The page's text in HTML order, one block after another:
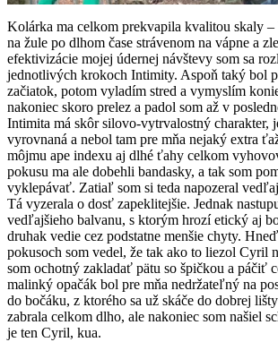
Kolárka ma celkom prekvapila kvalitou skaly
na žule po dlhom čase strávenom na vápne a
efektivizácie mojej údernej návštevy som sa
jednotlivých krokoch Intimity. Aspoň taký bol
začiatok, potom vyladím stred a vymyslím
nakoniec skoro prelez a padol som až v
Intimita má skôr silovo-vytrvalostný charakter,
vyrovnaná a nebol tam pre mňa nejaký extra
môjmu ape indexu aj dlhé ťahy celkom
pokusu ma ale dobehli bandasky, a tak som
vyklepávať. Zatiaľ som si teda napozeral
Tá vyzerala o dosť zapeklitejšie. Jednak
vedľajšieho balvanu, s ktorým hrozí etický aj
druhak vedie cez podstatne menšie chyty.
pokusoch som vedel, že tak ako to liezol Cyril
som ochotný zakladať pätu so špičkou a páčiť
malinký opačák bol pre mňa nedržateľný na
do bočáku, z ktorého sa už skáče do dobrej
zabrala celkom dlho, ale nakoniec som našiel
je ten Cyril, kua.